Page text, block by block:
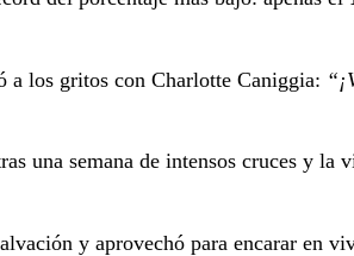
a los gritos con Charlotte Caniggia:
una semana de intensos cruces y la
y aprovechó para encarar en